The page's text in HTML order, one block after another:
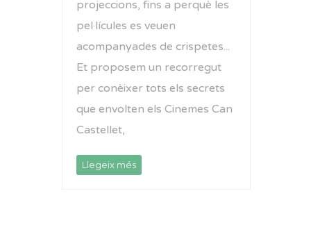
projeccions, fins a perquè les
pel·lícules es veuen
acompanyades de crispetes...
Et proposem un recorregut
per conèixer tots els secrets
que envolten els Cinemes Can
Castellet,
Llegeix més